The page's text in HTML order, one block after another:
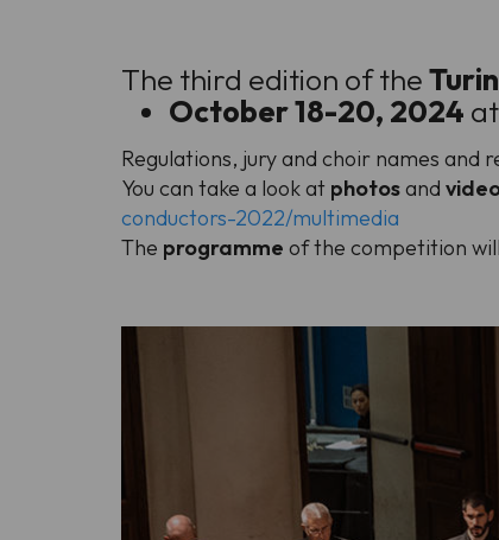
The third edition of theTurin
October 18-20, 2024
Regulations, jury and choir names and
You can take a look at photosand
conductors-2022/multimedia
The programme of the competition